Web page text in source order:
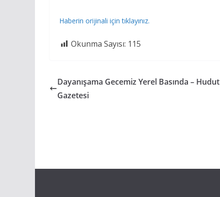
Haberin orijinali için tıklayınız.
Okunma Sayısı: 115
Dayanışama Gecemiz Yerel Basında – Hudut
Gazetesi